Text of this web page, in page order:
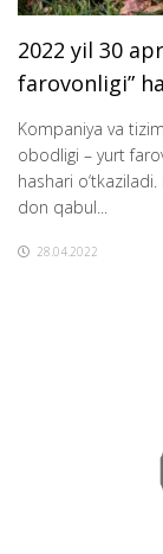
2022 yil 30
farovonligi”
Kompaniya va
obodligi – yurt
hashari
don qabul...
28.04.2022